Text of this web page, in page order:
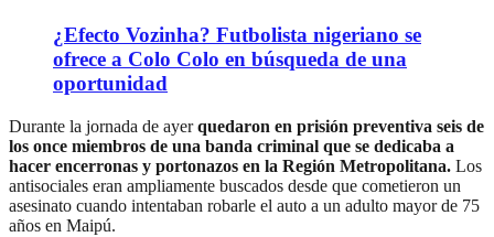
¿Efecto Vozinha? Futbolista nigeriano se
ofrece a Colo Colo en búsqueda de una
oportunidad
Durante la jornada de ayerquedaron en prisión preventiva seis de
los once miembros de una banda criminal que se dedicaba a
hacer encerronas y portonazos en la Región Metropolitana. Los
antisociales eran ampliamente buscados desde que cometieron un
asesinato cuando intentaban robarle el auto a un adulto mayor de 75
años en Maipú.